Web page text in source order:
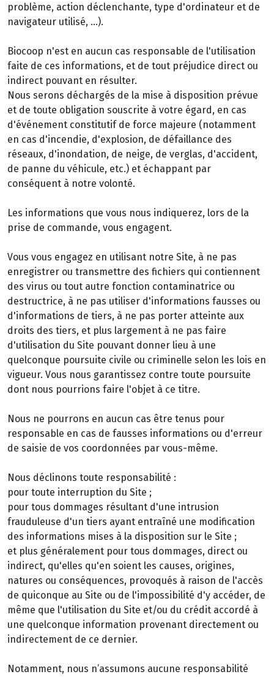
problème, action déclenchante, type d'ordinateur et de
navigateur utilisé, …).
Biocoop n'est en aucun cas responsable de l'utilisation
faite de ces informations, et de tout préjudice direct ou
indirect pouvant en résulter.
Nous serons déchargés de la mise à disposition prévue
et de toute obligation souscrite à votre égard, en cas
d'événement constitutif de force majeure (notamment
en cas d'incendie, d'explosion, de défaillance des
réseaux, d'inondation, de neige, de verglas, d'accident,
de panne du véhicule, etc.) et échappant par
conséquent à notre volonté.
Les informations que vous nous indiquerez, lors de la
prise de commande, vous engagent.
Vous vous engagez en utilisant notre Site, à ne pas
enregistrer ou transmettre des fichiers qui contiennent
des virus ou tout autre fonction contaminatrice ou
destructrice, à ne pas utiliser d'informations fausses ou
d'informations de tiers, à ne pas porter atteinte aux
droits des tiers, et plus largement à ne pas faire
d'utilisation du Site pouvant donner lieu à une
quelconque poursuite civile ou criminelle selon les lois en
vigueur. Vous nous garantissez contre toute poursuite
dont nous pourrions faire l'objet à ce titre.
Nous ne pourrons en aucun cas être tenus pour
responsable en cas de fausses informations ou d'erreur
de saisie de vos coordonnées par vous-même.
Nous déclinons toute responsabilité :
pour toute interruption du Site ;
pour tous dommages résultant d'une intrusion
frauduleuse d'un tiers ayant entraîné une modification
des informations mises à la disposition sur le Site ;
et plus généralement pour tous dommages, direct ou
indirect, qu'elles qu'en soient les causes, origines,
natures ou conséquences, provoqués à raison de l'accès
de quiconque au Site ou de l'impossibilité d'y accéder, de
même que l'utilisation du Site et/ou du crédit accordé à
une quelconque information provenant directement ou
indirectement de ce dernier.
Notamment, nous n’assumons aucune responsabilité